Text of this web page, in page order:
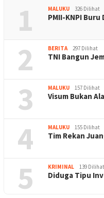
1 MALUKU 326 Dilihat
PMII-KNPI
2 BERITA 297 Dilihat
TNI Bangun
3 MALUKU 157 Dilihat
Visum Bukan
4 MALUKU 155 Dilihat
Tim Rekan
5 KRIMINAL 139 Dilihat
Diduga Tipu